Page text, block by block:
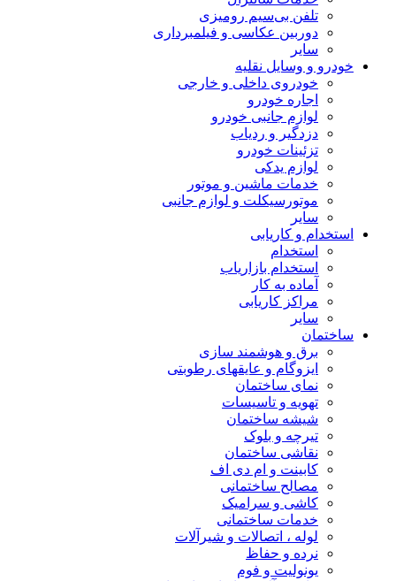
تلفن بی‌سیم رومیزی
دوربین عکاسی و فیلمبرداری
سایر
خودرو و وسایل نقلیه
خودروی داخلی و خارجی
اجاره خودرو
لوازم جانبی خودرو
دزدگیر و ردیاب
تزئینات خودرو
لوازم یدکی
خدمات ماشین و موتور
موتورسیکلت و لوازم جانبی
سایر
استخدام و کاریابی
استخدام
استخدام بازاریاب
آماده به کار
مراکز کاریابی
سایر
ساختمان
برق و هوشمند سازی
ایزوگام و عایقهای رطوبتی
نمای ساختمان
تهویه و تاسیسات
شیشه ساختمان
تیرچه و بلوک
نقاشی ساختمان
کابینت و ام دی اف
مصالح ساختمانی
کاشی و سرامیک
خدمات ساختمانی
لوله ، اتصالات و شیرآلات
نرده و حفاظ
یونولیت و فوم